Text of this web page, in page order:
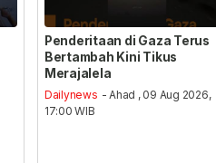
Penderitaan di Gaza Terus
Bertambah Kini Tikus
Merajalela
Dailynews - Ahad , 09 Aug 2026,
17:00 WIB